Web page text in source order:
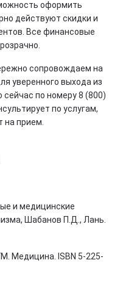
оформить
действуют скидки и
Все финансовые
сопровождаем на
уверенного выхода из
по номеру 8 (800)
по услугам,
на прием.
и медицинские
Шабанов П.Д., Лань.
Медицина. ISBN 5-225-